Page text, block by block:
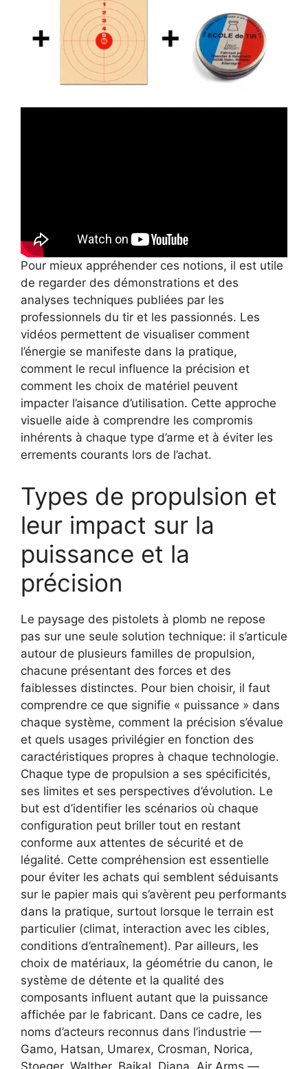
Pour mieux appréhender ces notions, il est utile
de regarder des démonstrations et des
analyses techniques publiées par les
professionnels du tir et les passionnés. Les
vidéos permettent de visualiser comment
l’énergie se manifeste dans la pratique,
comment le recul influence la précision et
comment les choix de matériel peuvent
impacter l’aisance d’utilisation. Cette approche
visuelle aide à comprendre les compromis
inhérents à chaque type d’arme et à éviter les
errements courants lors de l’achat.
Types de propulsion et
leur impact sur la
puissance et la
précision
Le paysage des pistolets à plomb ne repose
pas sur une seule solution technique: il s’articule
autour de plusieurs familles de propulsion,
chacune présentant des forces et des
faiblesses distinctes. Pour bien choisir, il faut
comprendre ce que signifie « puissance » dans
chaque système, comment la précision s’évalue
et quels usages privilégier en fonction des
caractéristiques propres à chaque technologie.
Chaque type de propulsion a ses spécificités,
ses limites et ses perspectives d’évolution. Le
but est d’identifier les scénarios où chaque
configuration peut briller tout en restant
conforme aux attentes de sécurité et de
légalité. Cette compréhension est essentielle
pour éviter les achats qui semblent séduisants
sur le papier mais qui s’avèrent peu performants
dans la pratique, surtout lorsque le terrain est
particulier (climat, interaction avec les cibles,
conditions d’entraînement). Par ailleurs, les
choix de matériaux, la géométrie du canon, le
système de détente et la qualité des
composants influent autant que la puissance
affichée par le fabricant. Dans ce cadre, les
noms d’acteurs reconnus dans l’industrie —
Gamo, Hatsan, Umarex, Crosman, Norica,
Stoeger, Walther, Baikal, Diana, Air Arms —